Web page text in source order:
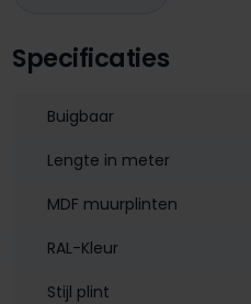
Specificaties
Buigbaar
Lengte in meter
MDF muurplinten
RAL-Kleur
Stijl plint